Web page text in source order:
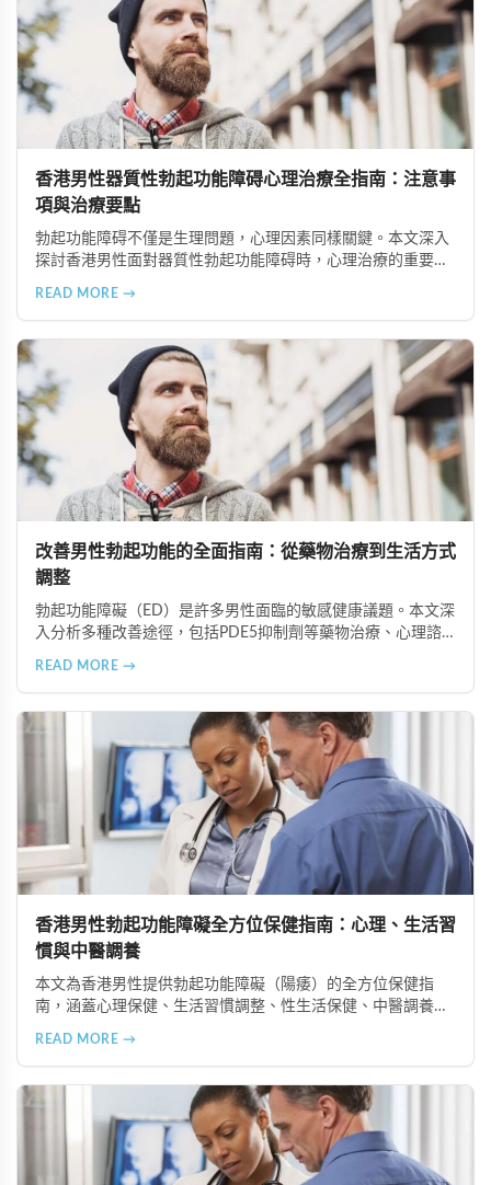
香港男性器質性勃起功能障碍心理治療全指南：注意事
項與治療要點
勃起功能障碍不僅是生理問題，心理因素同樣關鍵。本文深入
探討香港男性面對器質性勃起功能障碍時，心理治療的重要注
READ MORE →
改善男性勃起功能的全面指南：從藥物治療到生活方式
調整
勃起功能障礙（ED）是許多男性面臨的敏感健康議題。本文深
入分析多種改善途徑，包括PDE5抑制劑等藥物治療、心理諮
動、健康飲食等預防措施，能有效改善性功能並重拾健康的性
READ MORE →
香港男性勃起功能障礙全方位保健指南：心理、生活習
慣與中醫調養
本文為香港男性提供勃起功能障礙（陽痿）的全方位保健指
南，涵蓋心理保健、生活習慣調整、性生活保健、中醫調養及
READ MORE →